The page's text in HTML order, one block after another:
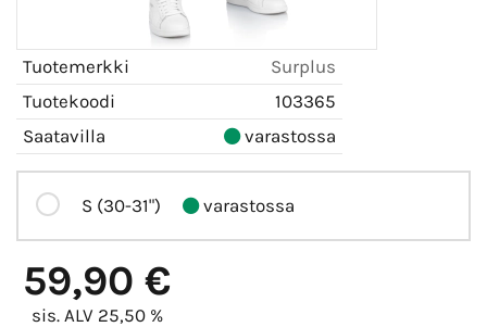
Tuotemerkki
Surplus
Tuotekoodi
103365
Saatavilla
varastossa
S (30-31") varastossa
59,90 €
sis. ALV 25,50 %